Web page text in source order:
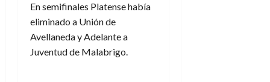
En semifinales Platense había
eliminado a Unión de
Avellaneda y Adelante a
Juventud de Malabrigo.